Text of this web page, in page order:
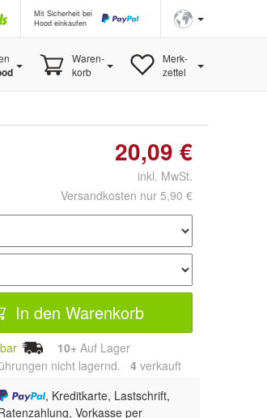
Mit Sicherheit bei
Hood einkaufen
Waren-
korb
Merk-
zettel
20,09 €
inkl. MwSt.
Versandkosten nur 5,90 €
In den Warenkorb
10+ Auf Lager
nicht lagernd. 4 verkauft
, Kreditkarte, Lastschrift,
Vorkasse per